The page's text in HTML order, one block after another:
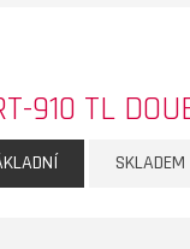
910 TL
SKLADEM